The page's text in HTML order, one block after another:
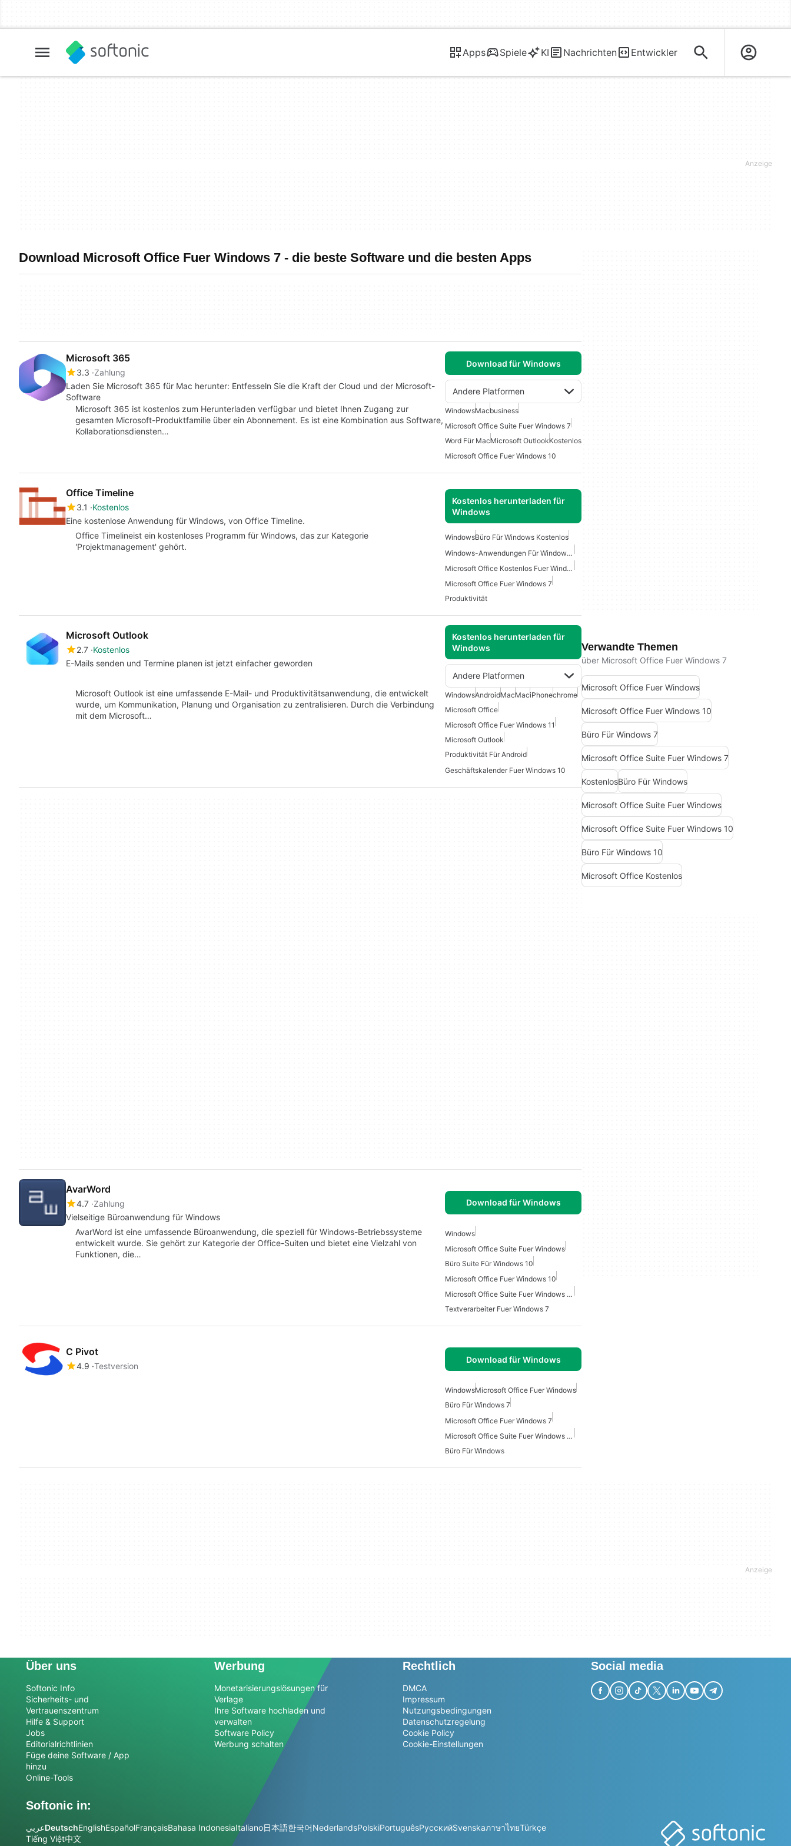
Apps Spiele KI Nachrichten Entwickler
Download Microsoft Office Fuer Windows 7 - die beste Software und die besten Apps
Microsoft 365
3.3 Zahlung
Laden Sie Microsoft 365 für Mac herunter: Entfesseln Sie die Kraft der Cloud und der Microsoft-
Software
Download für Windows
Andere Platformen
Microsoft 365 ist kostenlos zum Herunterladen verfügbar und bietet Ihnen Zugang zur
gesamten Microsoft-Produktfamilie über ein Abonnement. Es ist eine Kombination aus Software,
Kollaborationsdiensten…
WindowsMacbusiness
Microsoft Office Suite Fuer Windows 7
Word Für MacMicrosoft OutlookKostenlos
Microsoft Office Fuer Windows 10
Office Timeline
3.1
Kostenlos
Eine kostenlose Anwendung für Windows, von Office Timeline.
Kostenlos herunterladen für
Windows
Office Timelineist ein kostenloses Programm für Windows, das zur Kategorie
'Projektmanagement' gehört.
WindowsBüro Für Windows Kostenlos
Windows-Anwendungen Für Windows 10
Microsoft Office Kostenlos Fuer Windows
Microsoft Office Fuer Windows 7
Produktivität
Microsoft Outlook
2.7 Kostenlos
E-Mails senden und Termine planen ist jetzt einfacher geworden
Kostenlos herunterladen für
Windows
Andere Platformen
Microsoft Outlook ist eine umfassende E-Mail- und Produktivitätsanwendung, die entwickelt
wurde, um Kommunikation, Planung und Organisation zu zentralisieren. Durch die Verbindung
mit dem Microsoft…
WindowsAndroidMacMaciPhonechrome
Microsoft Office
Microsoft Office Fuer Windows 11
Microsoft Outlook
Produktivität Für Android
Geschäftskalender Fuer Windows 10
AvarWord
4.7 Zahlung
Vielseitige Büroanwendung für Windows
Download für Windows
AvarWord ist eine umfassende Büroanwendung, die speziell für Windows-Betriebssysteme
entwickelt wurde. Sie gehört zur Kategorie der Office-Suiten und bietet eine Vielzahl von
Funktionen, die…
Windows
Microsoft Office Suite Fuer Windows
Büro Suite Für Windows 10
Microsoft Office Fuer Windows 10
Microsoft Office Suite Fuer Windows 10
Textverarbeiter Fuer Windows 7
C Pivot
4.9 Testversion
Download für Windows
WindowsMicrosoft Office Fuer Windows
Büro Für Windows 7
Microsoft Office Fuer Windows 7
Microsoft Office Suite Fuer Windows 10
Büro Für Windows
Verwandte Themen
über Microsoft Office Fuer Windows 7
Microsoft Office Fuer Windows
Microsoft Office Fuer Windows 10
Büro Für Windows 7
Microsoft Office Suite Fuer Windows 7
KostenlosBüro Für Windows
Microsoft Office Suite Fuer Windows
Microsoft Office Suite Fuer Windows 10
Büro Für Windows 10
Microsoft Office Kostenlos
Über uns
Softonic Info
Sicherheits- und
Vertrauenszentrum
Hilfe & Support
Jobs
Editorialrichtlinien
Füge deine Software / App
hinzu
Online-Tools
Werbung
Monetarisierungslösungen für
Verlage
Ihre Software hochladen und
verwalten
Software Policy
Werbung schalten
Rechtlich
DMCA
Impressum
Nutzungsbedingungen
Datenschutzregelung
Cookie Policy
Cookie-Einstellungen
Social media
Softonic in:
عربيDeutschEnglishEspañolFrançaisBahasa IndonesiaItaliano日本語한국어NederlandsPolskiPortuguêsРусскийSvenskaภาษาไทยTürkçe
Tiếng Việt中文